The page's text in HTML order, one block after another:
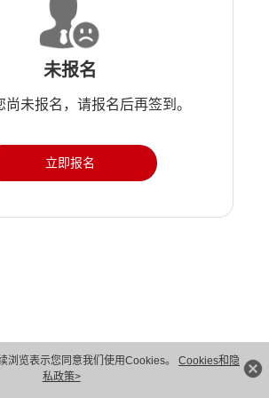
浏览表示您同意我们使用Cookies。 Cookies和隐
私政策>
未报名
尚未报名，请报名后再签到。
立即报名
限公司 1998-2026。 保留一切权利。粤A2-20044005号
隐私保护
法律声明